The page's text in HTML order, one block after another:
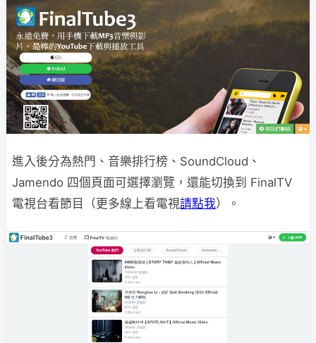
進入後分為熱門、音樂排行榜、SoundCloud、
Jamendo 四個頁面可選擇瀏覽，還能切換到 FinalTV
電視台看節目（更多線上看電視請點我）。